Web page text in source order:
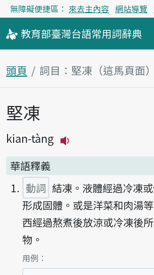
無障礙便捷區： 來去主內容 網站導覽
教育部臺灣台語常用詞辭典
頭頁 詞目：堅凍（這馬頁面）
主內容區
堅凍
kian-tàng
華語釋義
動詞 結凍。液體經過冷凍
形成固體。或是洋菜和肉湯
西經過熬煮後放涼或冷凍後
物。
第1項釋義的
用例：